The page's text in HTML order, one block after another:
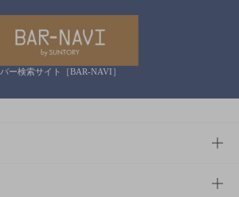
バー検索サイト［BAR-NAVI］